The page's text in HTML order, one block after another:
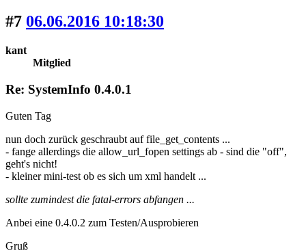
#7 06.06.2016 10:18:30
kant
Mitglied
Re: SystemInfo 0.4.0.1
Guten Tag
nun doch zurück geschraubt auf file_get_contents ...
- fange allerdings die allow_url_fopen settings ab - sind die "off",
geht's nicht!
- kleiner mini-test ob es sich um xml handelt ...
sollte zumindest die fatal-errors abfangen ...
Anbei eine 0.4.0.2 zum Testen/Ausprobieren
Gruß